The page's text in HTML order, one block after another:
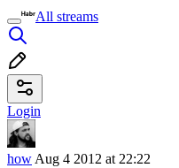
All streams
Login
how Aug 4 2012 at 22:22